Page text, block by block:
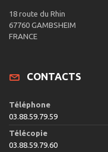
18 route du Rhin
67760 GAMBSHEIM
FRANCE
CONTACTS
Téléphone
03.88.59.79.59
Télécopie
03.88.59.79.60